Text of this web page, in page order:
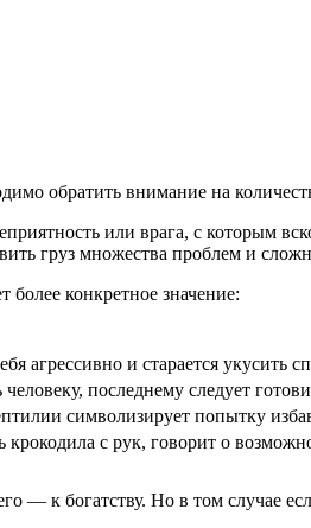
обратить внимание на
или врага, с которым
груз множества проблем и
конкретное значение:
агрессивно и старается
человеку, последнему следует
символизирует попытку
с рук, говорит о
— к богатству. Но в том случае